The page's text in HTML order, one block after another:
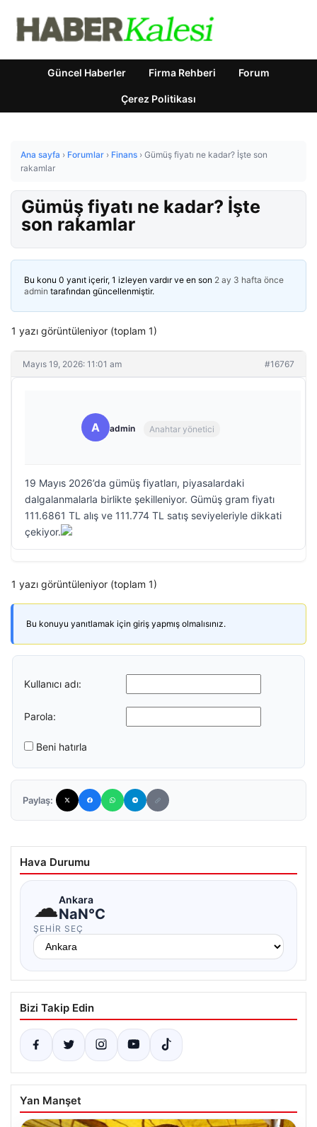
Güncel Haberler Firma Rehberi Forum
Çerez Politikası
Ana sayfa › Forumlar › Finans › Gümüş fiyatı ne kadar? İşte son
rakamlar
Gümüş fiyatı ne kadar? İşte
son rakamlar
Bu konu 0 yanıt içerir, 1 izleyen vardır ve en son 2 ay 3 hafta önce
admin tarafından güncellenmiştir.
1 yazı görüntüleniyor (toplam 1)
Mayıs 19, 2026: 11:01 am #16767
A admin Anahtar yönetici
19 Mayıs 2026’da gümüş fiyatları, piyasalardaki
dalgalanmalarla birlikte şekilleniyor. Gümüş gram fiyatı
111.6861 TL alış ve 111.774 TL satış seviyeleriyle dikkati
çekiyor.
1 yazı görüntüleniyor (toplam 1)
Bu konuyu yanıtlamak için giriş yapmış olmalısınız.
Kullanıcı adı:
Parola:
Beni hatırla
Paylaş:
Hava Durumu
☁Ankara
NaN°C
ŞEHIR SEÇ
Bizi Takip Edin
Yan Manşet